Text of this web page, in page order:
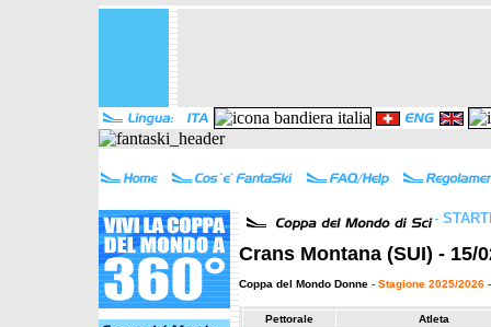
-
Crans Montana (SUI) - 15/
Coppa del Mondo Donne - Stagione 2025/2026
Pettorale
Atleta